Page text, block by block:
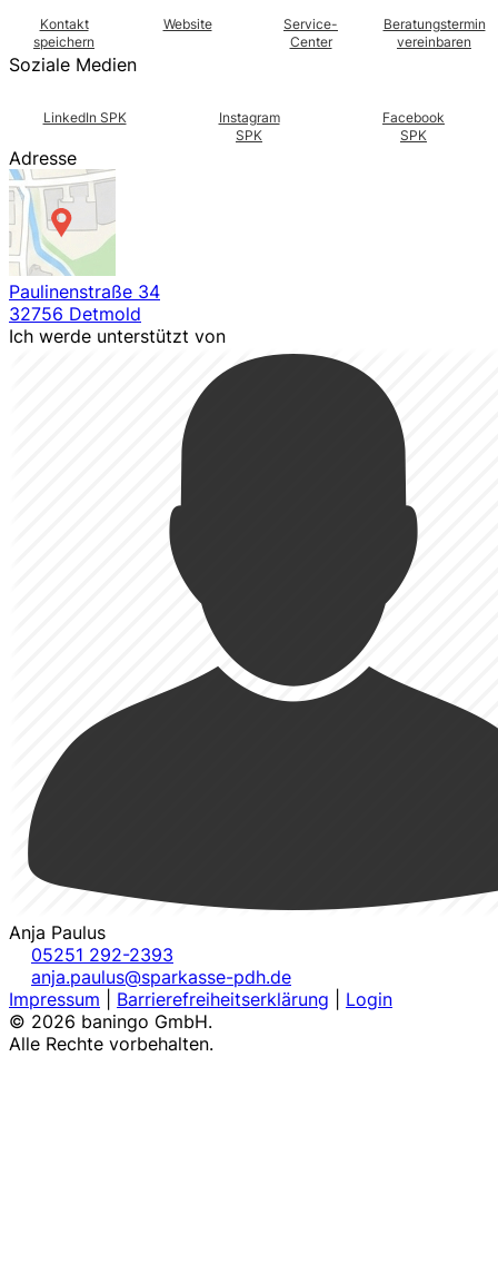
Kontakt
speichern
Website
Service-
Center
Beratungstermin
vereinbaren
Soziale Medien
LinkedIn SPK
Instagram
SPK
Facebook
SPK
Adresse
Paulinenstraße 34
32756 Detmold
Ich werde unterstützt von
Anja Paulus
05251 292-2393
anja.paulus@sparkasse-pdh.de
Impressum
Barrierefreiheitserklärung
Login
© 2026 baningo GmbH.
Alle Rechte vorbehalten.